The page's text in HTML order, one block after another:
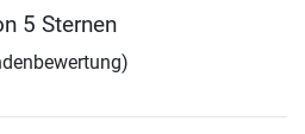
5 Sternen